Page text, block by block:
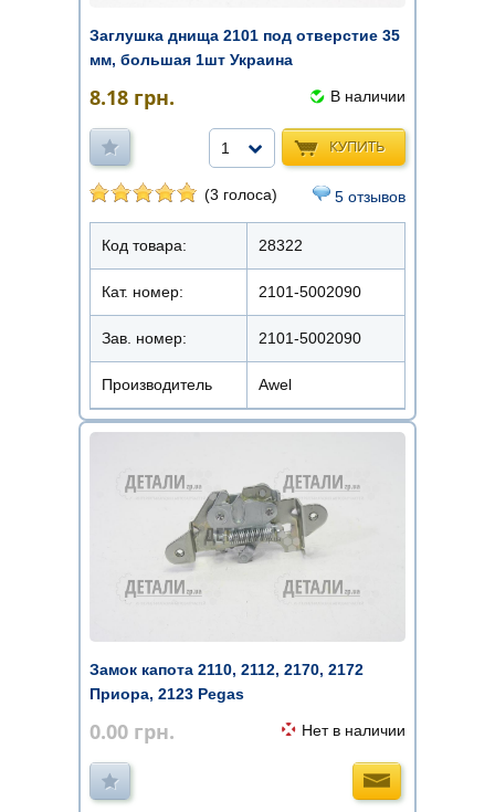
Заглушка днища 2101 под отверстие 35
мм, большая 1шт Украина
8.18 грн. В наличии
КУПИТЬ
1
(3 голоса) 5 отзывов
Код товара: 28322
Кат. номер: 2101-5002090
Зав. номер: 2101-5002090
Производитель Awel
Замок капота 2110, 2112, 2170, 2172
Приора, 2123 Pegas
0.00 грн. Нет в наличии